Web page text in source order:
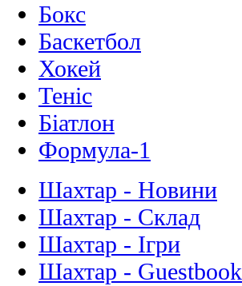
Бокс
Баскетбол
Хокей
Теніс
Біатлон
Формула-1
Шахтар - Новини
Шахтар - Склад
Шахтар - Ігри
Шахтар - Guestbook